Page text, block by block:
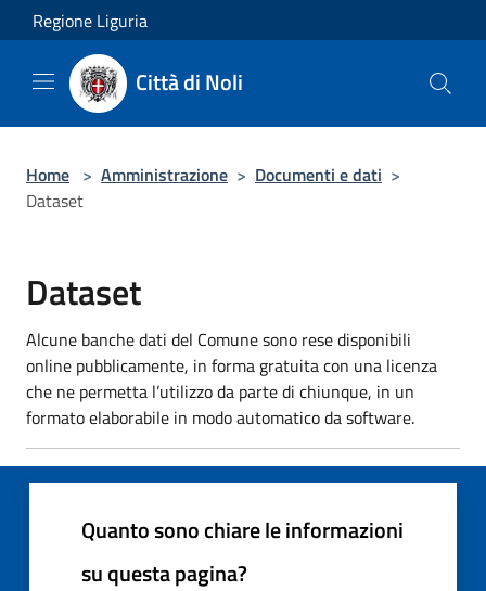
Salta al contenuto principale
Regione Liguria
Città di Noli
Home > Amministrazione > Documenti e dati >
Dataset
Dataset
Alcune banche dati del Comune sono rese disponibili
online pubblicamente, in forma gratuita con una licenza
che ne permetta l’utilizzo da parte di chiunque, in un
formato elaborabile in modo automatico da software.
Quanto sono chiare le informazioni
su questa pagina?